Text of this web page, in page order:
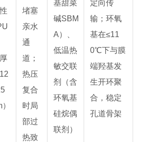
厚
堵塞
亲水
通
道；
热压
复合
时局
部过
热致
基甜菜
碱SBM
A）、
低温热
敏交联
剂（含
环氧基
硅烷偶
联剂）
定向传
输；环氧
基在≤11
0℃下与膜
端羟基发
生开环聚
合，稳定
孔道骨架